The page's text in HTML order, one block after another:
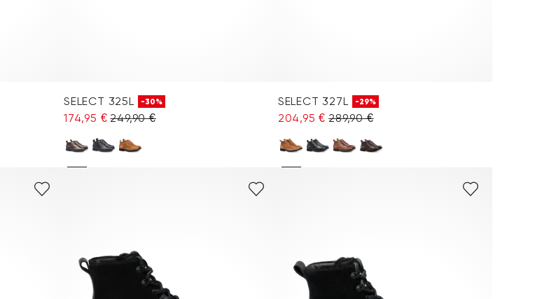
SELECT 325L -30%
174,95 € 249,90 €
SELECT 327L -29%
204,95 € 289,90 €